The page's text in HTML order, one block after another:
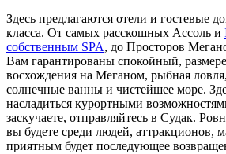
Здесь предлагаются отели и гостевые
класса. От самых расскошных Ассоль и
собственным SPA, до Просторов
Вам гарантированы спокойный,
восхождения на Меганом, рыбная
солнечные ванны и чистейшее море.
насладиться курортными
заскучаете, отправляйтесь в Судак.
вы будете среди людей,
приятным будет последующее